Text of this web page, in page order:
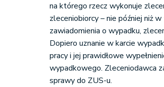
na którego rzecz wykonuje
zleceniobiorcy – nie później niż
zawiadomienia o wypadku,
Dopiero uznanie w karcie
pracy i jej prawidłowe
wypadkowego. Zleceniodawca
sprawy do ZUS-u.